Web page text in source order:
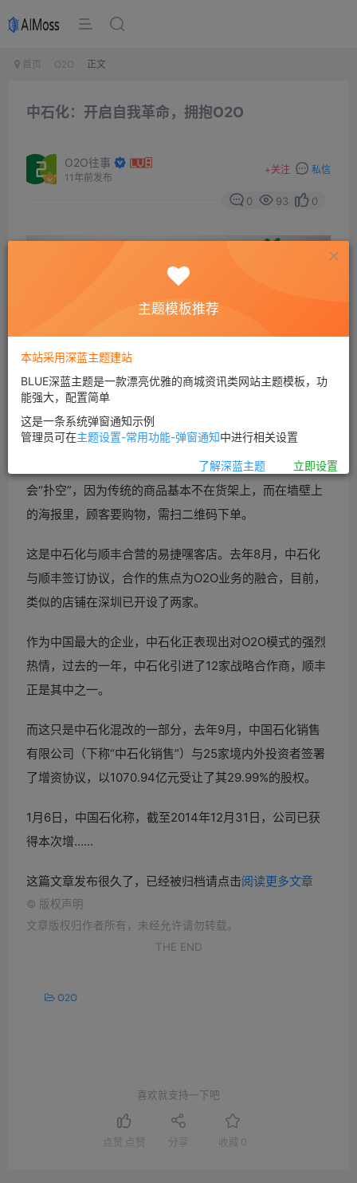
首页 O2O 正文
中石化：开启自我革命，拥抱O2O
O2O往事
11年前发布
+关注 私信
0 93 0
在深圳宝安的一家中石化加油站的便利店，顾客前往购物
会“扑空”，因为传统的商品基本不在货架上，而在墙壁上
的海报里，顾客要购物，需扫二维码下单。
这是中石化与顺丰合营的易捷嘿客店。去年8月，中石化
与顺丰签订协议，合作的焦点为O2O业务的融合，目前，
类似的店铺在深圳已开设了两家。
作为中国最大的企业，中石化正表现出对O2O模式的强烈
热情，过去的一年，中石化引进了12家战略合作商，顺丰
正是其中之一。
而这只是中石化混改的一部分，去年9月，中国石化销售
有限公司（下称“中石化销售”）与25家境内外投资者签署
了增资协议，以1070.94亿元受让了其29.99%的股权。
1月6日，中国石化称，截至2014年12月31日，公司已获
得本次增……
这篇文章发布很久了，已经被归档请点击阅读更多文章
© 版权声明
文章版权归作者所有，未经允许请勿转载。
THE END
O2O
喜欢就支持一下吧
点赞 点赞 分享 收藏 0
主题模板推荐
本站采用深蓝主题建站
BLUE深蓝主题是一款漂亮优雅的商城资讯类网站主题模板，功
能强大，配置简单
这是一条系统弹窗通知示例
管理员可在主题设置-常用功能-弹窗通知中进行相关设置
了解深蓝主题 立即设置